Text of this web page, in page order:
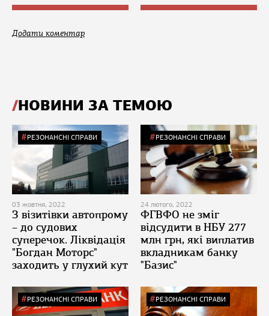
Додати коментар
НОВИНИ ЗА ТЕМОЮ
РЕЗОНАНСНІ СПРАВИ
03 жовтня, 2022
З візитівки автопрому
– до судових
суперечок. Ліквідація
"Богдан Моторс"
заходить у глухий кут
РЕЗОНАНСНІ СПРАВИ
24 лютого, 2022
ФГВФО не зміг
відсудити в НБУ 277
млн грн, які виплатив
вкладникам банку
"Базис"
РЕЗОНАНСНІ СПРАВИ РЕЗОНАНСНІ СПРАВИ